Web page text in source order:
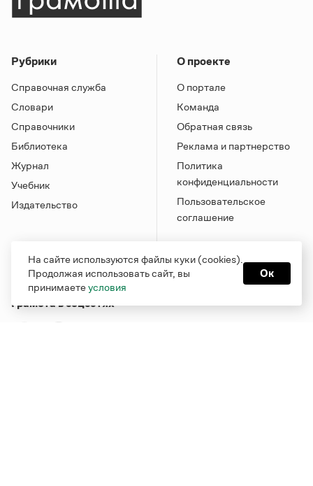
Рубрики
Справочная служба
Словари
Справочники
Библиотека
Журнал
Учебник
Издательство
О проекте
О портале
Команда
Обратная связь
Реклама и партнерство
Политика
конфиденциальности
Пользовательское
соглашение
Грамота в соцсетях
На сайте используются файлы куки (cookies).
Продолжая использовать сайт, вы
принимаетеусловия
Ок